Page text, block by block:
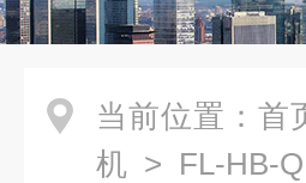
当前位置： 首
机 > FL-HB-